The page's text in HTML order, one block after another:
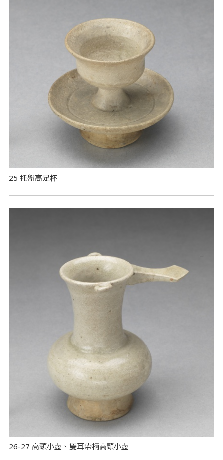
25 托盤高足杯
26-27 高頸小壺、雙耳帶柄高頸小壺